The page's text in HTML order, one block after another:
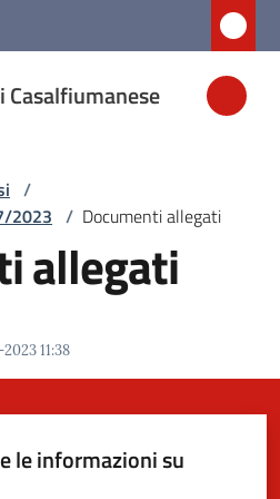
Casalfiumanese
/
2023 / Documenti allegati
allegati
11:38
le informazioni su